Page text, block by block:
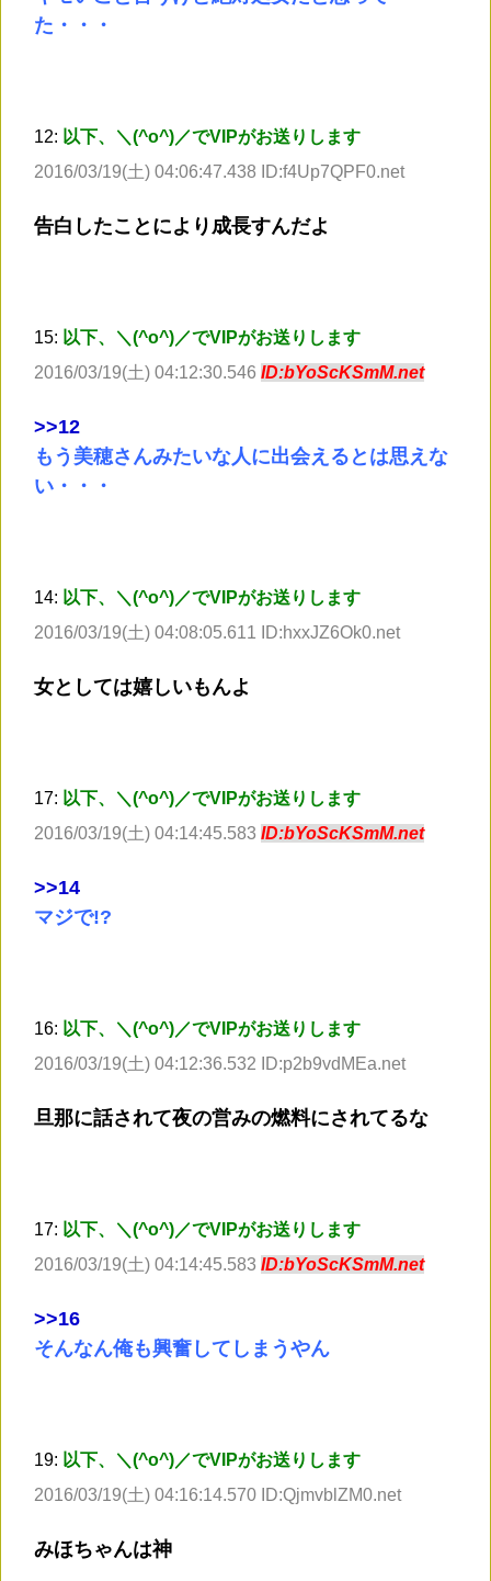
た・・・
12: 以下、＼(^o^)／でVIPがお送りします
2016/03/19(土) 04:06:47.438 ID:f4Up7QPF0.net
告白したことにより成長すんだよ
15: 以下、＼(^o^)／でVIPがお送りします
2016/03/19(土) 04:12:30.546 ID:bYoScKSmM.net
>>12
もう美穂さんみたいな人に出会えるとは思えな
い・・・
14: 以下、＼(^o^)／でVIPがお送りします
2016/03/19(土) 04:08:05.611 ID:hxxJZ6Ok0.net
女としては嬉しいもんよ
17: 以下、＼(^o^)／でVIPがお送りします
2016/03/19(土) 04:14:45.583 ID:bYoScKSmM.net
>>14
マジで!?
16: 以下、＼(^o^)／でVIPがお送りします
2016/03/19(土) 04:12:36.532 ID:p2b9vdMEa.net
旦那に話されて夜の営みの燃料にされてるな
17: 以下、＼(^o^)／でVIPがお送りします
2016/03/19(土) 04:14:45.583 ID:bYoScKSmM.net
>>16
そんなん俺も興奮してしまうやん
19: 以下、＼(^o^)／でVIPがお送りします
2016/03/19(土) 04:16:14.570 ID:QjmvblZM0.net
みほちゃんは神